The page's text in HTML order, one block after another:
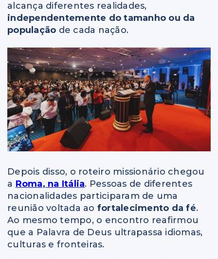
alcança diferentes realidades,
independentemente do tamanho ou da
população de cada nação.
Depois disso, o roteiro missionário chegou
a Roma, na Itália. Pessoas de diferentes
nacionalidades participaram de uma
reunião voltada ao fortalecimento da fé.
Ao mesmo tempo, o encontro reafirmou
que a Palavra de Deus ultrapassa idiomas,
culturas e fronteiras.